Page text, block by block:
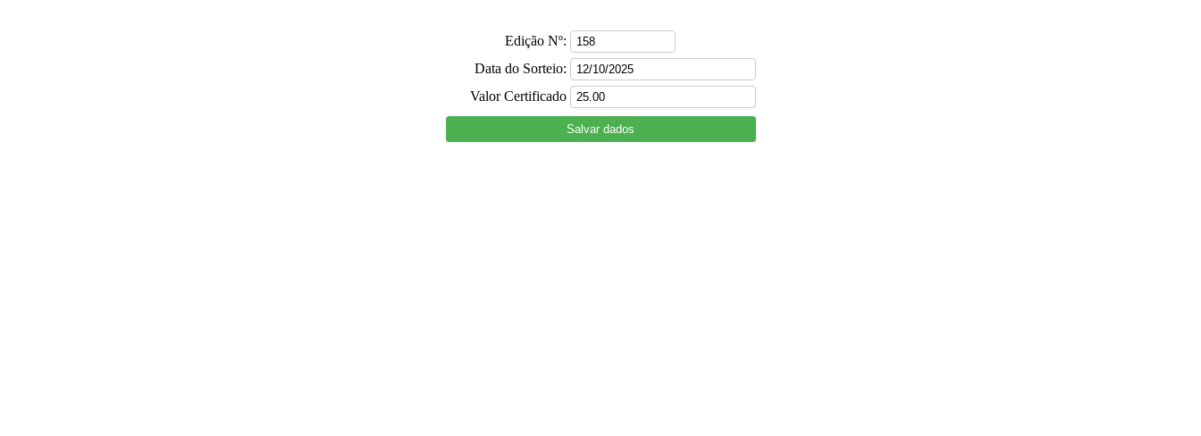
Edição Nº:
Data do Sorteio:
Valor Certificado